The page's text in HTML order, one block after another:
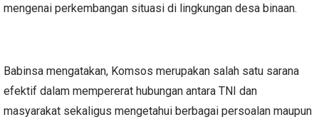
mengenai perkembangan situasi di lingkungan desa binaan.
Babinsa mengatakan, Komsos merupakan salah satu sarana
efektif dalam mempererat hubungan antara TNI dan
masyarakat sekaligus mengetahui berbagai persoalan maupun